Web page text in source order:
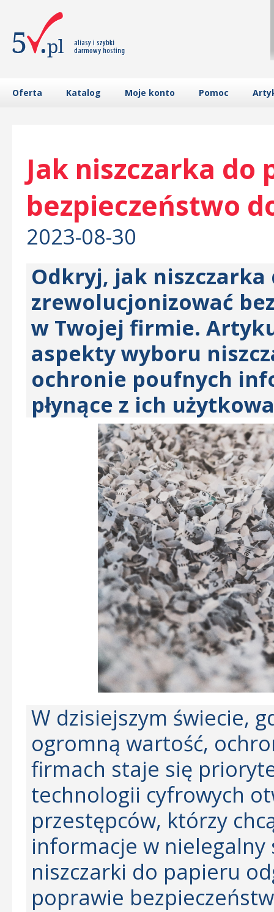
Oferta Katalog Moje konto Pomoc
Jak niszczarka
bezpieczeństwo
2023-08-30
Odkryj, jak
zrewolucjonizować
w Twojej firmie.
aspekty wyboru
ochronie poufnych
płynące z ich
W dzisiejszym świecie,
ogromną wartość,
firmach staje się
technologii cyfrowych
przestępców, którzy
informacje w
niszczarki do papieru
poprawie